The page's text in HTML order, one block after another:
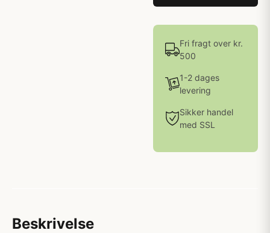
Fri fragt over kr.
500
1-2 dages
levering
Sikker handel
med SSL
Beskrivelse